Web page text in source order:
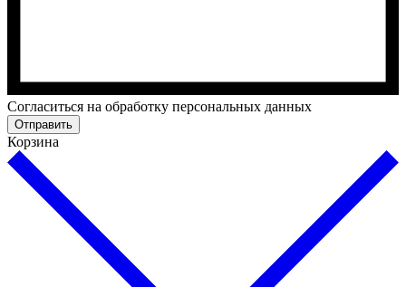
Cогласиться на обработку персональных данных
Отправить
Корзина